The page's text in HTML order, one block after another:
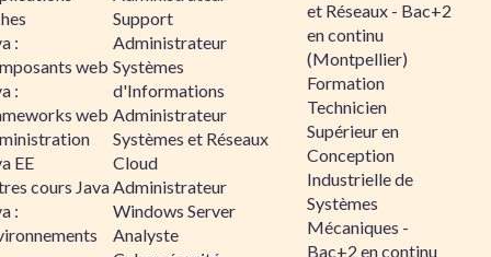
:
web
:
web
EE
cours Java
:
Support
Administrateur
Systèmes
d'Informations
Administrateur
Systèmes et Réseaux
Cloud
Administrateur
Windows Server
Analyste
et Réseaux - Bac+2
en continu
(Montpellier)
Formation
Technicien
Supérieur en
Conception
Industrielle de
Systèmes
Mécaniques -
Bac+2 en continu